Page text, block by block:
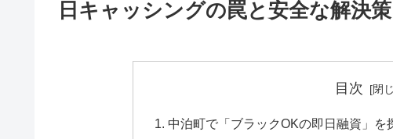
日キャッシングの罠と安全な解決策
目次
中泊町で「ブラックOKの即日融資」を